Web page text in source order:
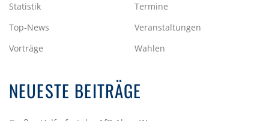
Statistik
Termine
Top-News
Veranstaltungen
Vorträge
Wahlen
NEUESTE BEITRÄGE